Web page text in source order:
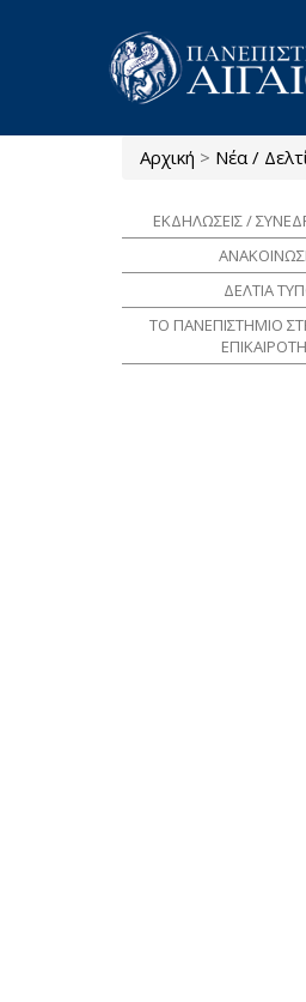
Είστε εδώ
Αρχική > Νέα /
ΕΚΔΗΛΩΣΕΙΣ /
ΔΕΛΤΙΑ
ΤΟ ΠΑΝΕΠΙΣΤΗΜΙΟ